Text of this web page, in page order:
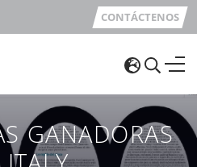
CONTÁCTENOS
GANADORAS